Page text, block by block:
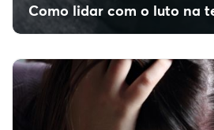
Como lidar com o luto na